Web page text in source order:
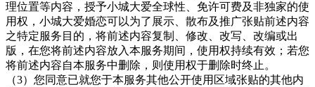
理位置等内容，授予小城大爱全球性、免许可费及非独家的使
用权， 小城大爱婚恋可以为了展示、散布及推广张贴前述内容
之特定服务目的，将前述内容复制、修改、改写、改编或出
版，在您将前述内容放入本服务期间，使用权持续有效；若您
将前述内容自本服务中删除，则使用权于删除时终止。
（3）您同意已就您于本服务其他公开使用区域张贴的其他内